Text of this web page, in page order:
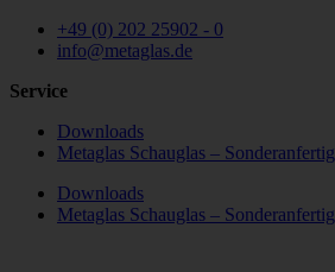
+49 (0) 202 25902 - 0
info@metaglas.de
Service
Downloads
Metaglas Schauglas –
Downloads
Metaglas Schauglas –